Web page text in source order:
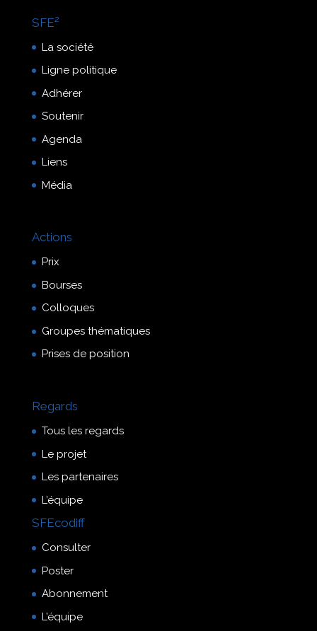
SFE²
La société
Ligne politique
Adhérer
Soutenir
Agenda
Liens
Média
Actions
Prix
Bourses
Colloques
Groupes thématiques
Prises de position
Regards
Tous les regards
Le projet
Les partenaires
L’équipe
SFEcodiff
Consulter
Poster
Abonnement
L’équipe